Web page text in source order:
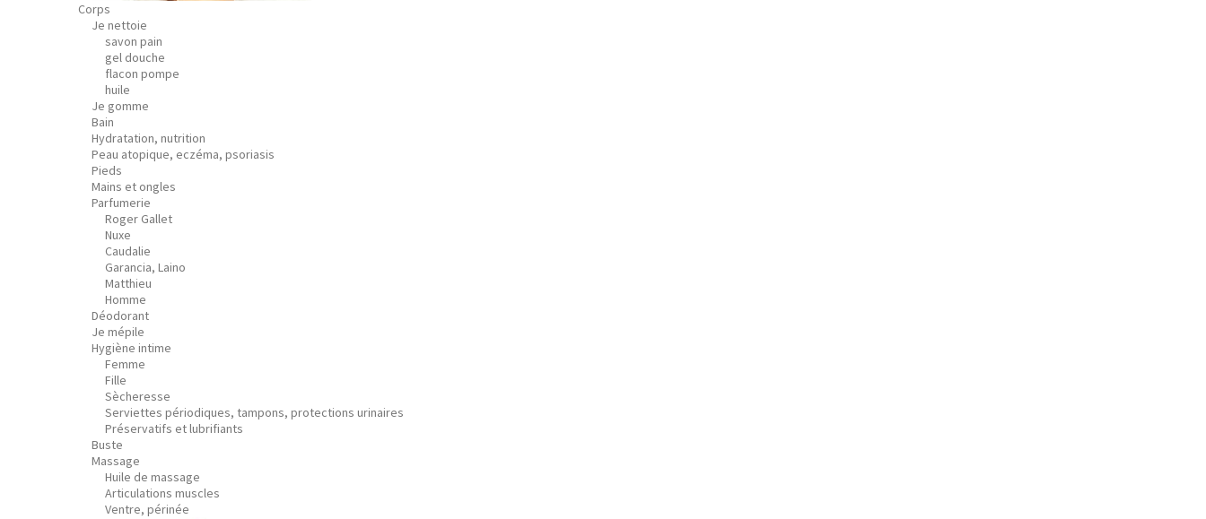
Corps
Je nettoie
savon pain
gel douche
flacon pompe
huile
Je gomme
Bain
Hydratation, nutrition
Peau atopique, eczéma, psoriasis
Pieds
Mains et ongles
Parfumerie
Roger Gallet
Nuxe
Caudalie
Garancia, Laino
Matthieu
Homme
Déodorant
Je mépile
Hygiène intime
Femme
Fille
Sècheresse
Serviettes périodiques, tampons, protections urinaires
Préservatifs et lubrifiants
Buste
Massage
Huile de massage
Articulations muscles
Ventre, périnée